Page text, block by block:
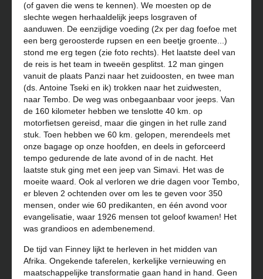
(of gaven die wens te kennen). We moesten op de
slechte wegen herhaaldelijk jeeps losgraven of
aanduwen. De eenzijdige voeding (2x per dag foefoe met
een berg geroosterde rupsen en een beetje groente...)
stond me erg tegen (zie foto rechts). Het laatste deel van
de reis is het team in tweeën gesplitst. 12 man gingen
vanuit de plaats Panzi naar het zuidoosten, en twee man
(ds. Antoine Tseki en ik) trokken naar het zuidwesten,
naar Tembo. De weg was onbegaanbaar voor jeeps. Van
de 160 kilometer hebben we tenslotte 40 km. op
motorfietsen gereisd, maar die gingen in het rulle zand
stuk. Toen hebben we 60 km. gelopen, merendeels met
onze bagage op onze hoofden, en deels in geforceerd
tempo gedurende de late avond of in de nacht. Het
laatste stuk ging met een jeep van Simavi. Het was de
moeite waard. Ook al verloren we drie dagen voor Tembo,
er bleven 2 ochtenden over om les te geven voor 350
mensen, onder wie 60 predikanten, en één avond voor
evangelisatie, waar 1926 mensen tot geloof kwamen! Het
was grandioos en adembenemend.
De tijd van Finney lijkt te herleven in het midden van
Afrika. Ongekende taferelen, kerkelijke vernieuwing en
maatschappelijke transformatie gaan hand in hand. Geen